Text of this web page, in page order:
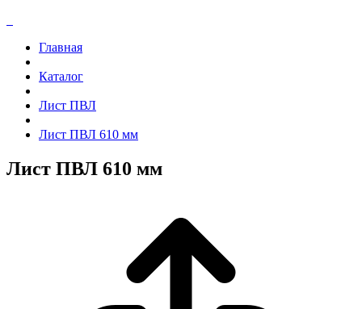
Главная
Каталог
Лист ПВЛ
Лист ПВЛ 610 мм
Лист ПВЛ 610 мм